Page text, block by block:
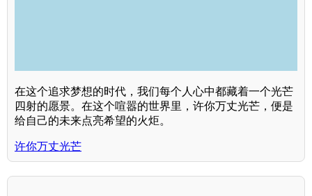
在这个追求梦想的时代，我们每个人心中都藏着一个光芒
四射的愿景。在这个喧嚣的世界里，许你万丈光芒，便是
给自己的未来点亮希望的火炬。
许你万丈光芒